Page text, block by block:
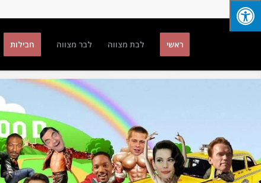
ראשי לבת מצווה לבר מצווה חבילות